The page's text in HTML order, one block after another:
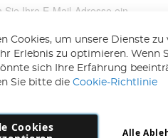
Copyright 1997 - 2026 AD NL
Cookies, um unsere Dienste
Erlebnis zu optimieren. Wenn
sich Ihre Erfahrung
Sie bitte die Cookie-Richtlinie
Cookies
Alle